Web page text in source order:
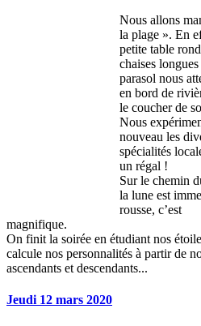
Nous allons
la plage ». En
petite table
chaises longues
parasol nous
en bord de
le coucher de
Nous
nouveau les
spécialités
un régal !
Sur le chemin
la lune est
rousse, c’est
magnifique.
On finit la soirée en étudiant nos
calcule nos personnalités à partir de
ascendants et descendants...
Jeudi 12 mars 2020